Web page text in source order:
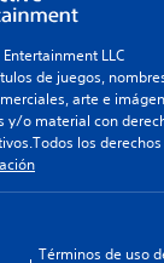
LLC
de juegos,
arte e
y/o material con
los derechos
Términos de uso